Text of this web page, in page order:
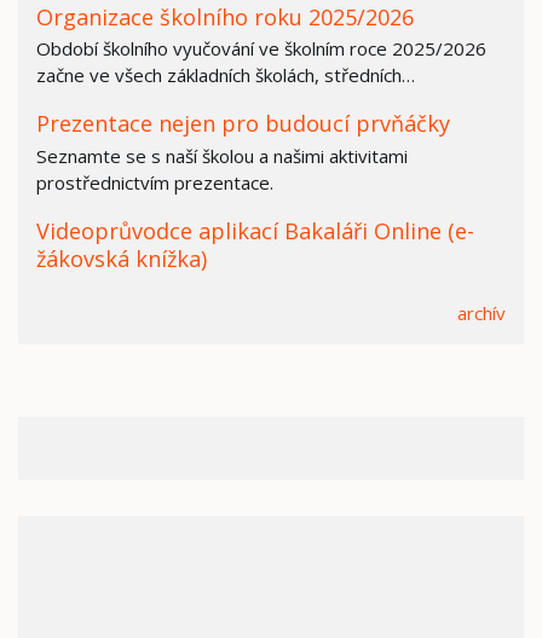
Organizace školního roku 2025/2026
Období školního vyučování ve školním roce 2025/2026
začne ve všech základních školách, středních…
Prezentace nejen pro budoucí prvňáčky
Seznamte se s naší školou a našimi aktivitami
prostřednictvím prezentace.
Videoprůvodce aplikací Bakaláři Online (e-
žákovská knížka)
archív